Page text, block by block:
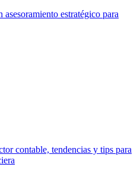
estratégico para
contable, tendencias y tips para